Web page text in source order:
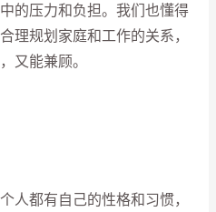
的压力和负担。我们也懂得
理规划家庭和工作的关系，
又能兼顾。
都有自己的性格和习惯，